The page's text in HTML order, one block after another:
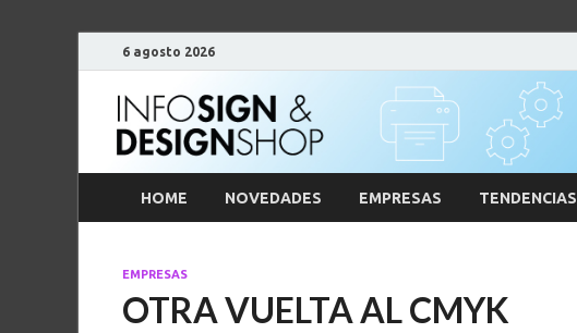
6 agosto 2026
HOME NOVEDADES EMPRESAS TENDENCIAS
EMPRESAS
OTRA VUELTA AL CMYK